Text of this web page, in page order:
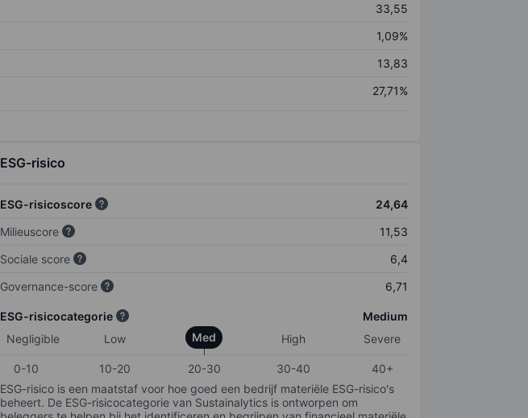
33,55
1,09%
13,83
27,71%
ESG-risico
ESG-risicoscore
24,64
Milieuscore
11,53
Sociale score
6,4
Governance-score
6,71
ESG-risicocategorie
Medium
Negligible
Low Med High Severe
0-10 10-20 20-30 30-40
40+
ESG-risico is een maatstaf voor hoe goed een bedrijf materiële ESG-risico's
beheert. De ESG-risicocategorie van Sustainalytics is ontworpen om